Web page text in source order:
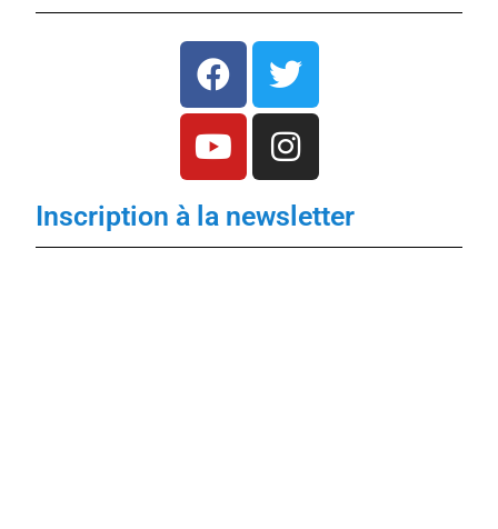
Inscription à la newsletter